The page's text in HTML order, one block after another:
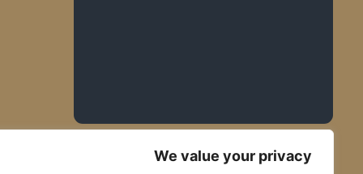
We value your privacy